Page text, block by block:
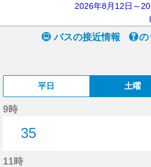
2026年8月12日～
バスの接近情報 の
平日 土曜
9時
35
11時